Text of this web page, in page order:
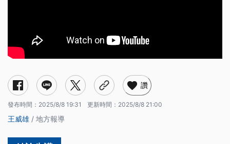
讚
發布時間： 2025/8/8 19:31 更新時間： 2025/8/8 21:00
王威雄 / 地方報導